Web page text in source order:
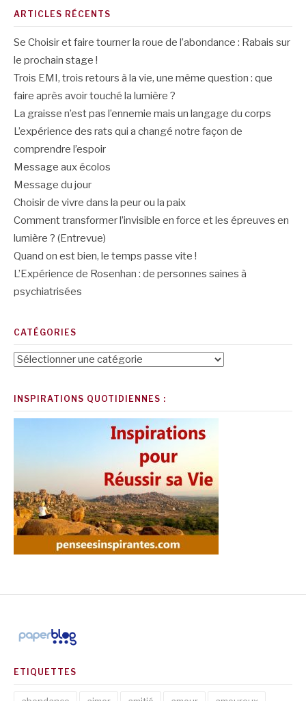
ARTICLES RÉCENTS
Se Choisir et faire tourner la roue de l’abondance : Rabais sur
le prochain stage !
Trois EMI, trois retours à la vie, une même question : que
faire après avoir touché la lumière ?
La graisse n’est pas l’ennemie mais un langage du corps
L’expérience des rats qui a changé notre façon de
comprendre l’espoir
Message aux écolos
Message du jour
Choisir de vivre dans la peur ou la paix
Comment transformer l’invisible en force et les épreuves en
lumière ? (Entrevue)
Quand on est bien, le temps passe vite !
L’Expérience de Rosenhan : de personnes saines à
psychiatrisées
CATÉGORIES
Catégories
INSPIRATIONS QUOTIDIENNES :
ETIQUETTES